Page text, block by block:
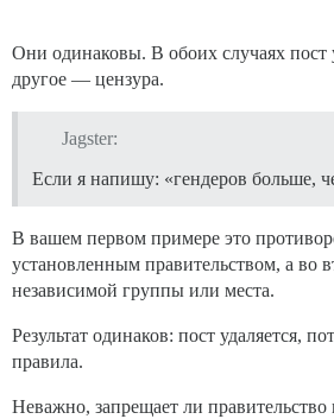
Они одинаковы. В обоих случаях пост
другое — цензура.
Jagster:
Если я напишу: «гендеров больше,
В вашем первом примере это
установленным правительством, а во
независимой группы или места.
Результат одинаков: пост удаляется,
правила.
Неважно, запрещает ли